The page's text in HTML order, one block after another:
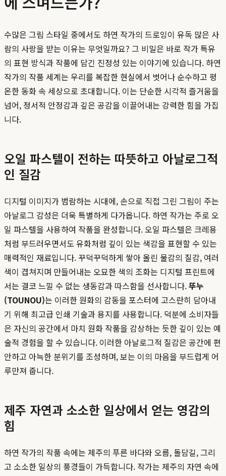
수많은 그림 스타일 중에서도 하연 작가의 드로잉이 유독 많은 사
람의 사랑을 받는 이유는 무엇일까요? 그 비밀은 바로 작가 특유
의 표현 방식과 작품에 담긴 진정성 있는 이야기에 있습니다. 하연
작가의 작품 세계는 우리를 복잡한 현실에서 벗어나 순수하고 평
온한 동화 속 세상으로 초대합니다. 이는 단순한 시각적 즐거움을
넘어, 정서적 안정감과 깊은 공감을 이끌어내는 강력한 힘을 가집
니다.
오일 파스텔이 전하는 따뜻하고 아날로그적
인 질감
디지털 이미지가 범람하는 시대에, 손으로 직접 그린 그림이 주는
아날로그 감성은 더욱 특별하게 다가옵니다. 하연 작가는 주로 오
일 파스텔을 사용하여 작품을 완성합니다. 오일 파스텔은 크레용
처럼 부드러우면서도 유화처럼 깊이 있는 색감을 표현할 수 있는
매력적인 재료입니다. 꾸덕꾸덕하게 쌓아 올린 물감의 질감, 여러
색이 겹쳐지며 만들어내는 오묘한 색의 조화는 디지털 프린트에
서는 결코 느낄 수 없는 생동감과 따스함을 선사합니다.뚜누
(TOUNOU)는 이러한 원화의 감동을 포스터에 고스란히 담아내
기 위해 최고급 인쇄 기술과 용지를 사용합니다. 덕분에 소비자들
은 자신의 공간에서 마치 원화 작품을 감상하는 듯한 깊이 있는 예
술적 경험을 할 수 있습니다. 이러한 아날로그적 질감은 공간에 편
안하고 아늑한 분위기를 조성하며, 보는 이의 마음을 부드럽게 어
루만져 줍니다.
제주 자연과 소소한 일상에서 얻는 영감의
힘
하연 작가의 작품 속에는 제주의 푸른 바다와 오름, 돌담길, 그리
고 소소한 일상의 풍경들이 가득합니다. 작가는 제주의 자연 속에